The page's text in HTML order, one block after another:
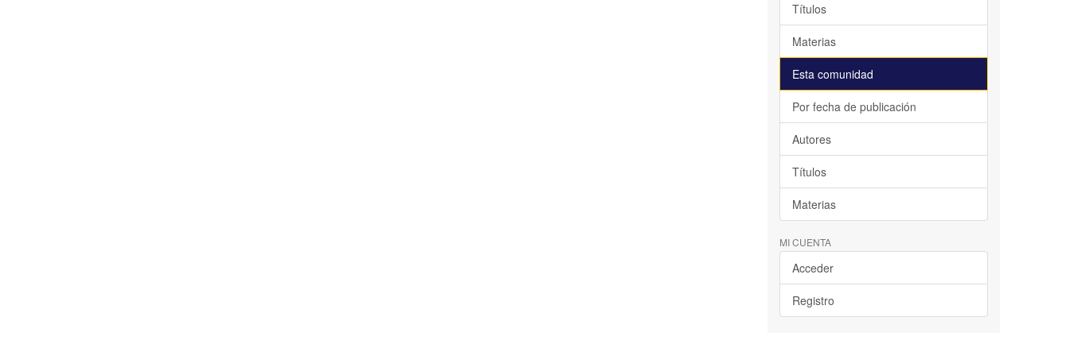
Títulos
Materias
Esta comunidad
Por fecha de publicación
Autores
Títulos
Materias
MI CUENTA
Acceder
Registro